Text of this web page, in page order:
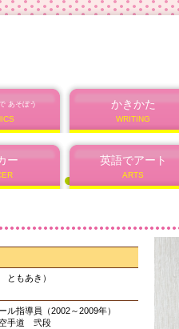
もあき）
ル指導員（2002～2009年）
空手道 弐段
あそぼう かきかた
WRITING
ー 英語でアート
ARTS